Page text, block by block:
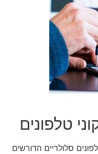
טלפונים
סלולריים הדורשים